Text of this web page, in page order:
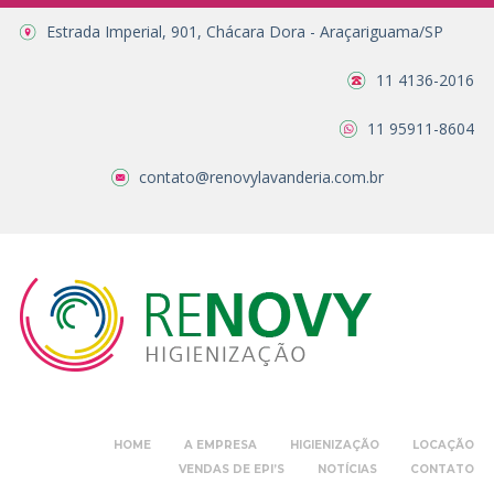
Estrada Imperial, 901, Chácara Dora - Araçariguama/SP
11 4136-2016
11 95911-8604
contato@renovylavanderia.com.br
HOME A EMPRESA HIGIENIZAÇÃO
LOCAÇÃO
VENDAS DE EPI’S
NOTÍCIAS CONTATO